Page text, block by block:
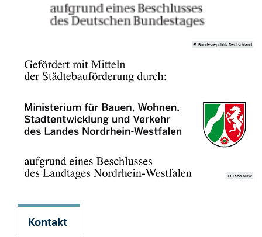
© Bundesrepublik Deutschland
© Land NRW
Kontakt